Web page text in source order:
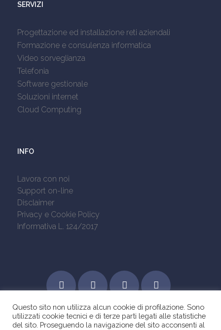
SERVIZI
Progettazione ed installazione reti aziendali
Formazione e consulenza informatica
Video sorveglianza
Telefonia
Software gestionale
Soluzioni internet
Cloud Computing
INFO
Lavora con noi
Support on-line
Disclaimer
Privacy e Cookie Policy
Informativa L. 124/2017
Questo sito non utilizza alcun cookie di profilazione. Sono
utilizzati cookie tecnici e di terze parti legati alle statistiche
del sito. Proseguendo la navigazione del sito acconsenti al